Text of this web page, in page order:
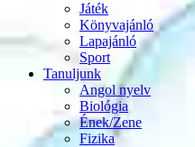
Játék
Könyvajánló
Lapajánló
Sport
Tanuljunk
Angol nyelv
Biológia
Ének/Zene
Fizika